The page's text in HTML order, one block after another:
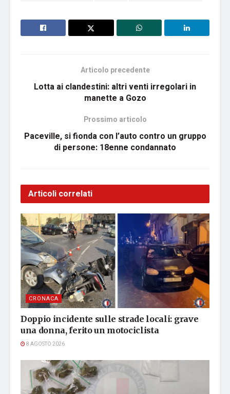
Articolo precedente
Lotta ai clandestini: altri venti irregolari in
manette a Gozo
Prossimo articolo
Paceville, si fionda con l’auto contro un gruppo
di persone: 18enne condannato
Articoli correlati
CRONACA
Doppio incidente sulle strade locali: grave
una donna, ferito un motociclista
8 AGOSTO 2026